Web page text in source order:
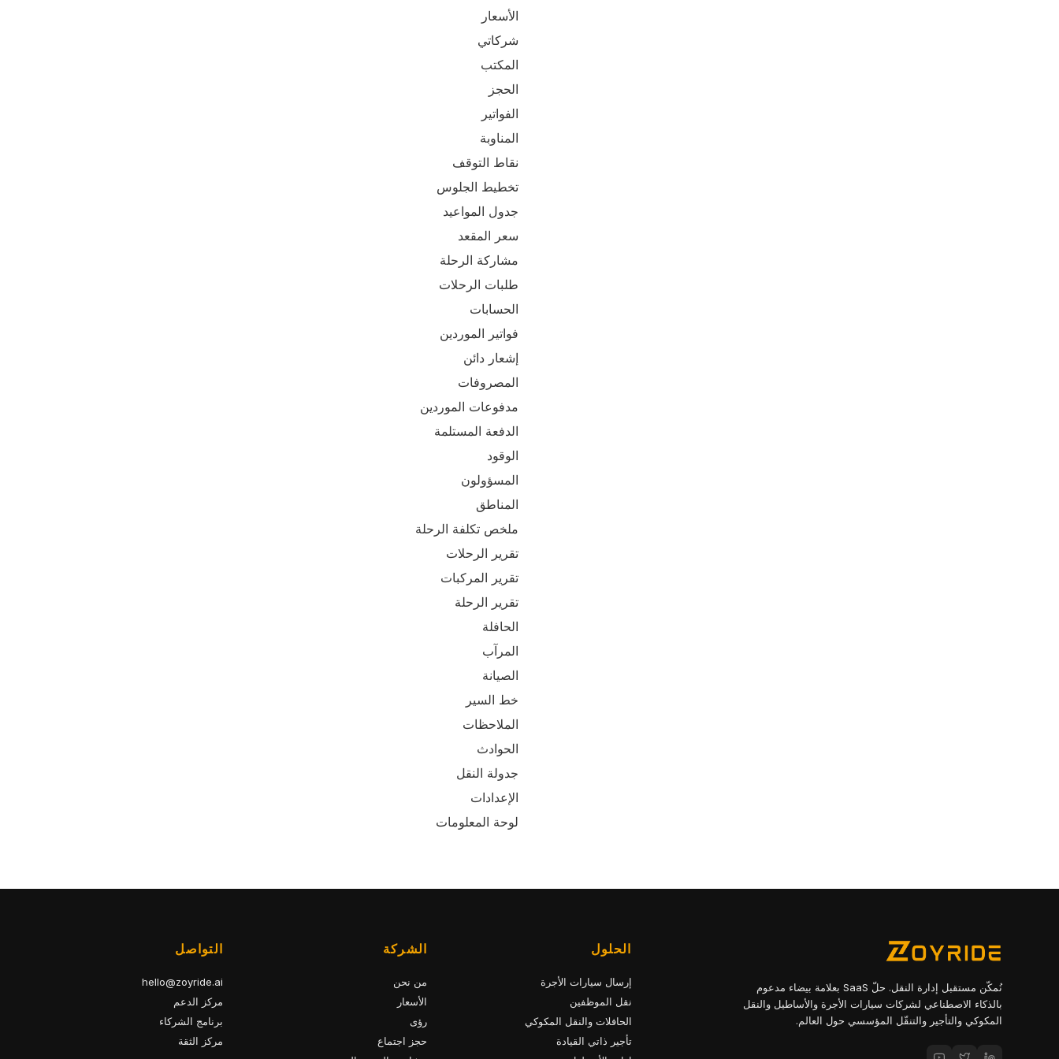
الأسعار
شركاتي
المكتب
الحجز
الفواتير
المناوبة
نقاط التوقف
تخطيط الجلوس
جدول المواعيد
سعر المقعد
مشاركة الرحلة
طلبات الرحلات
الحسابات
فواتير الموردين
إشعار دائن
المصروفات
مدفوعات الموردين
الدفعة المستلمة
الوقود
المسؤولون
المناطق
ملخص تكلفة الرحلة
تقرير الرحلات
تقرير المركبات
تقرير الرحلة
الحافلة
المرآب
الصيانة
خط السير
الملاحظات
الحوادث
جدولة النقل
الإعدادات
لوحة المعلومات
نُمكّن مستقبل إدارة النقل. حلّ SaaS بعلامة بيضاء مدعوم
بالذكاء الاصطناعي لشركات سيارات الأجرة والأساطيل والنقل
المكوكي والتأجير والتنقّل المؤسسي حول العالم.
الحلول
إرسال سيارات الأجرة
نقل الموظفين
الحافلات والنقل المكوكي
تأجير ذاتي القيادة
الشركة
من نحن
الأسعار
رؤى
حجز اجتماع
التواصل
hello@zoyride.ai
مركز الدعم
برنامج الشركاء
مركز الثقة